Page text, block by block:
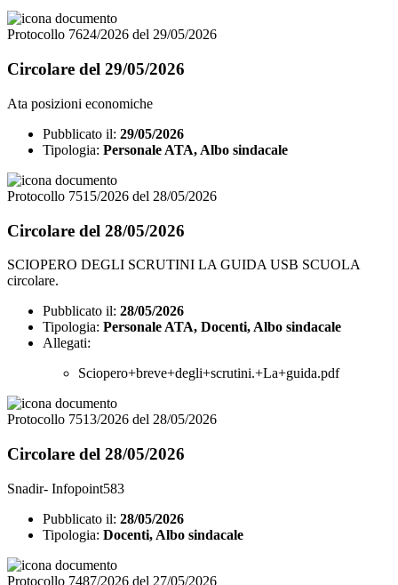
Protocollo 7624/2026 del 29/05/2026
Circolare del 29/05/2026
Ata posizioni economiche
Pubblicato il: 29/05/2026
Tipologia: Personale ATA, Albo sindacale
Protocollo 7515/2026 del 28/05/2026
Circolare del 28/05/2026
SCIOPERO DEGLI SCRUTINI LA GUIDA USB SCUOLA
circolare.
Pubblicato il: 28/05/2026
Tipologia: Personale ATA, Docenti, Albo sindacale
Allegati:
Sciopero+breve+degli+scrutini.+La+guida.pdf
Protocollo 7513/2026 del 28/05/2026
Circolare del 28/05/2026
Snadir- Infopoint583
Pubblicato il: 28/05/2026
Tipologia: Docenti, Albo sindacale
Protocollo 7487/2026 del 27/05/2026